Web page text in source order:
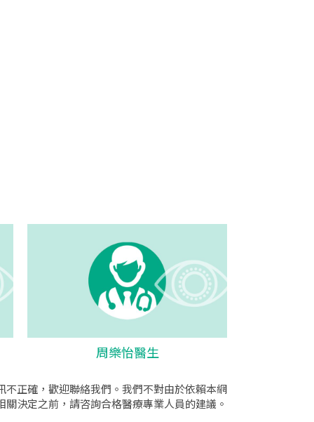
周樂怡醫生
正確，歡迎聯絡我們。我們不對由於依賴本網
決定之前，請咨詢合格醫療專業人員的建議。